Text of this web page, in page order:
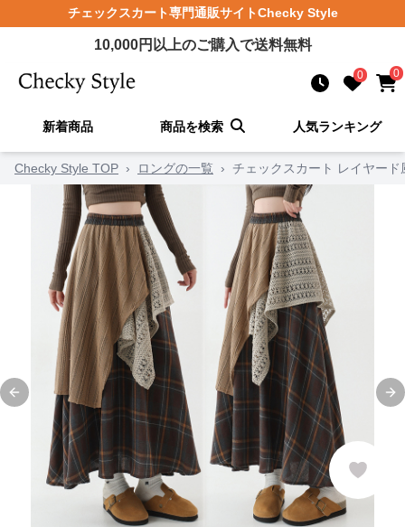
チェックスカート専門通販サイトChecky Style
10,000円以上のご購入で送料無料
0 0
新着商品 商品を検索 人気ランキング
Checky Style TOP › ロングの一覧 › チェックスカート レイヤー
Previous slide